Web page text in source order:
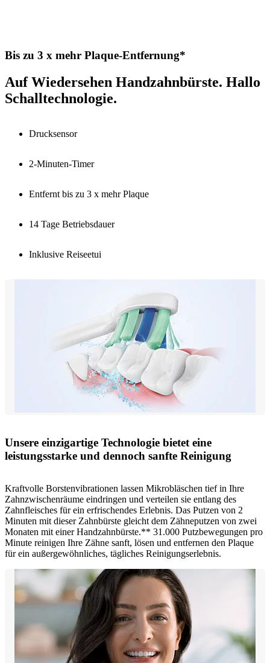
Bis zu 3 x mehr Plaque-Entfernung*
Auf Wiedersehen Handzahnbürste. Hallo
Schalltechnologie.
Drucksensor
2-Minuten-Timer
Entfernt bis zu 3 x mehr Plaque
14 Tage Betriebsdauer
Inklusive Reiseetui
Unsere einzigartige Technologie bietet eine
leistungsstarke und dennoch sanfte Reinigung
Kraftvolle Borstenvibrationen lassen Mikrobläschen tief in Ihre
Zahnzwischenräume eindringen und verteilen sie entlang des
Zahnfleisches für ein erfrischendes Erlebnis. Das Putzen von 2
Minuten mit dieser Zahnbürste gleicht dem Zähneputzen von zwei
Monaten mit einer Handzahnbürste.** 31.000 Putzbewegungen pro
Minute reinigen Ihre Zähne sanft, lösen und entfernen den Plaque
für ein außergewöhnliches, tägliches Reinigungserlebnis.